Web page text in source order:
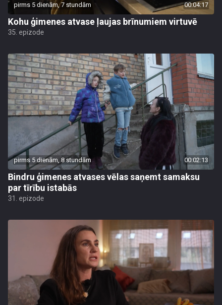
pirms 5 dienām, 7 stundām 00:04:17
Kohu ģimenes atvase ļaujas brīnumiem virtuvē
35. epizode
pirms 5 dienām, 8 stundām 00:02:13
Bindru ģimenes atvases vēlas saņemt samaksu
par tīrību istabās
31. epizode